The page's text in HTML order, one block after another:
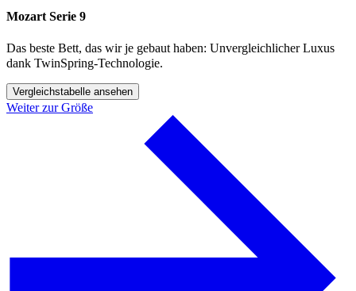
Mozart Serie 9
Das beste Bett, das wir je gebaut haben: Unvergleichlicher Luxus
dank TwinSpring-Technologie.
Vergleichstabelle ansehen
Weiter zur Größe